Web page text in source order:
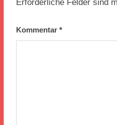
Erforderliche Felder sind
Kommentar *